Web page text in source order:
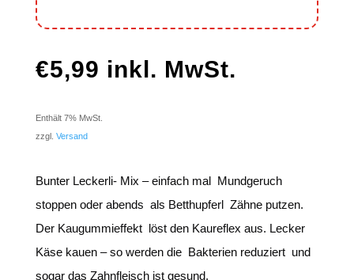
€5,99 inkl. MwSt.
Enthält 7% MwSt.
zzgl. Versand
Bunter Leckerli- Mix – einfach mal Mundgeruch
stoppen oder abends als Betthupferl Zähne putzen.
Der Kaugummieffekt löst den Kaureflex aus. Lecker
Käse kauen – so werden die Bakterien reduziert und
sogar das Zahnfleisch ist gesund.